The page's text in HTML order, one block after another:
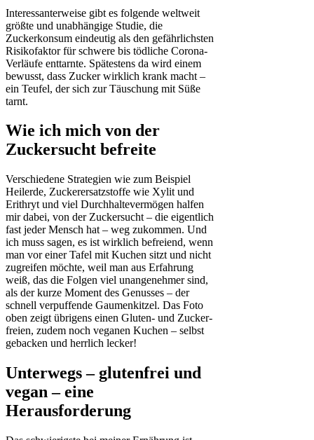
Interessanterweise gibt es folgende weltweit
größte und unabhängige Studie, die
Zuckerkonsum eindeutig als den gefährlichsten
Risikofaktor für schwere bis tödliche Corona-
Verläufe enttarnte. Spätestens da wird einem
bewusst, dass Zucker wirklich krank macht –
ein Teufel, der sich zur Täuschung mit Süße
tarnt.
Wie ich mich von der
Zuckersucht befreite
Verschiedene Strategien wie zum Beispiel
Heilerde, Zuckerersatzstoffe wie Xylit und
Erithryt und viel Durchhaltevermögen halfen
mir dabei, von der Zuckersucht – die eigentlich
fast jeder Mensch hat – weg zukommen. Und
ich muss sagen, es ist wirklich befreiend, wenn
man vor einer Tafel mit Kuchen sitzt und nicht
zugreifen möchte, weil man aus Erfahrung
weiß, das die Folgen viel unangenehmer sind,
als der kurze Moment des Genusses – der
schnell verpuffende Gaumenkitzel. Das Foto
oben zeigt übrigens einen Gluten- und Zucker-
freien, zudem noch veganen Kuchen – selbst
gebacken und herrlich lecker!
Unterwegs – glutenfrei und
vegan – eine
Herausforderung